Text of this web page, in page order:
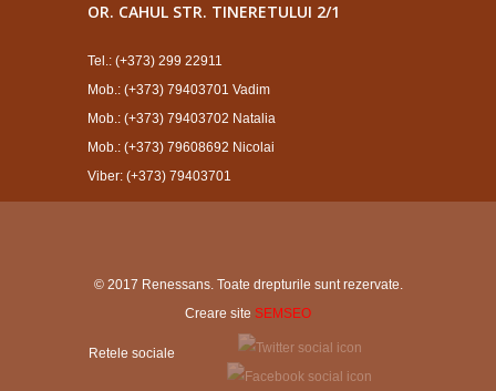
OR. CAHUL STR. TINERETULUI 2/1
Tel.: (+373) 299 22911
Mob.: (+373) 79403701 Vadim
Mob.: (+373) 79403702 Natalia
Mob.: (+373) 79608692 Nicolai
Viber: (+373) 79403701
© 2017 Renessans. Toate drepturile sunt rezervate.
Creare site SEMSEO
Retele sociale